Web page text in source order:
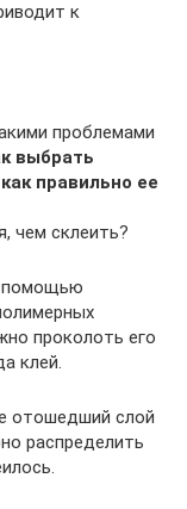
к
проблемами
выбрать
как правильно ее
чем склеить?
помощью
проколоть его
клей.
отошедший слой
распределить